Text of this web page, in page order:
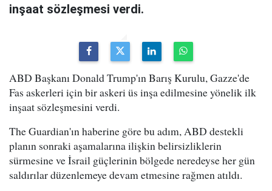
inşaat sözleşmesi verdi.
ABD Başkanı Donald Trump'ın Barış Kurulu, Gazze'de
Fas askerleri için bir askeri üs inşa edilmesine yönelik ilk
inşaat sözleşmesini verdi.
The Guardian'ın haberine göre bu adım, ABD destekli
planın sonraki aşamalarına ilişkin belirsizliklerin
sürmesine ve İsrail güçlerinin bölgede neredeyse her gün
saldırılar düzenlemeye devam etmesine rağmen atıldı.